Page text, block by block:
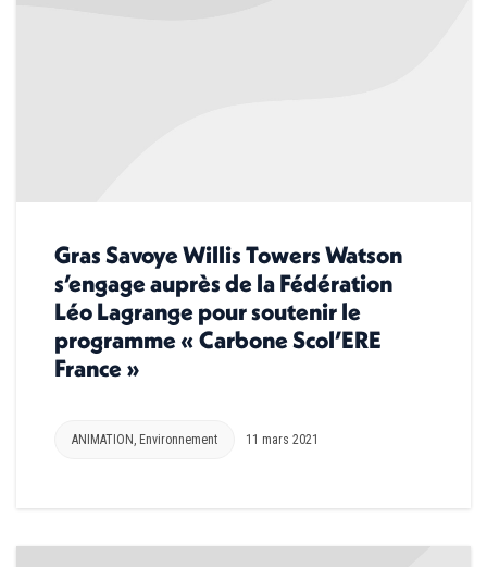
Gras Savoye Willis Towers Watson
s’engage auprès de la Fédération
Léo Lagrange pour soutenir le
programme « Carbone Scol’ERE
France »
ANIMATION Environnement 11 mars 2021